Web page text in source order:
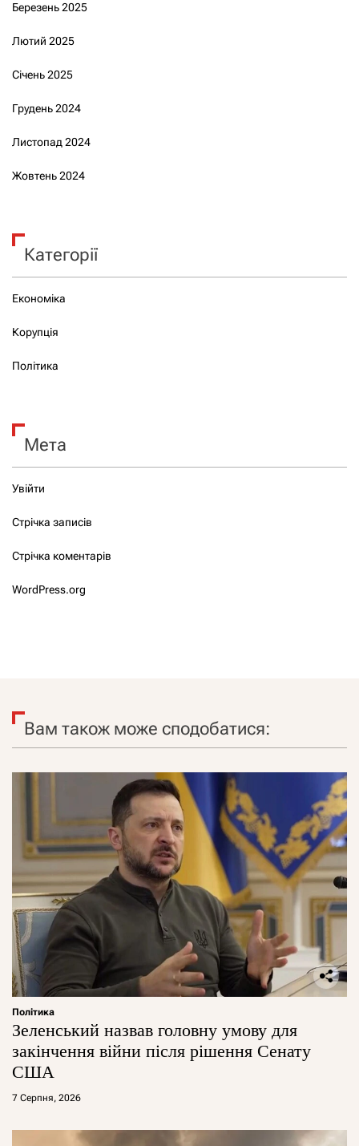
Березень 2025
Лютий 2025
Січень 2025
Грудень 2024
Листопад 2024
Жовтень 2024
Категорії
Економіка
Корупція
Політика
Мета
Увійти
Стрічка записів
Стрічка коментарів
WordPress.org
Вам також може сподобатися:
Політика
Зеленський назвав головну умову для
закінчення війни після рішення Сенату
США
7 Серпня, 2026